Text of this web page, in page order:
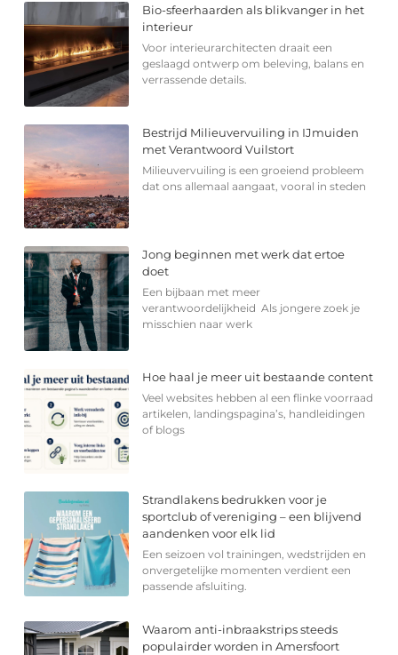
Bio-sfeerhaarden als blikvanger in het
interieur
Voor interieurarchitecten draait een
geslaagd ontwerp om beleving, balans en
verrassende details.
Bestrijd Milieuvervuiling in IJmuiden
met Verantwoord Vuilstort
Milieuvervuiling is een groeiend probleem
dat ons allemaal aangaat, vooral in steden
Jong beginnen met werk dat ertoe
doet
Een bijbaan met meer
verantwoordelijkheid Als jongere zoek je
misschien naar werk
Hoe haal je meer uit bestaande content
Veel websites hebben al een flinke voorraad
artikelen, landingspagina’s, handleidingen
of blogs
Strandlakens bedrukken voor je
sportclub of vereniging – een blijvend
aandenken voor elk lid
Een seizoen vol trainingen, wedstrijden en
onvergetelijke momenten verdient een
passende afsluiting.
Waarom anti-inbraakstrips steeds
populairder worden in Amersfoort